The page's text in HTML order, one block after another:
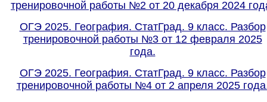
тренировочной работы №2 от 20 декабря 2024
ОГЭ 2025. География. СтатГрад. 9 класс. Разбор
тренировочной работы №3 от 12 февраля 2025
года.
ОГЭ 2025. География. СтатГрад. 9 класс. Разбор
тренировочной работы №4 от 2 апреля 2025